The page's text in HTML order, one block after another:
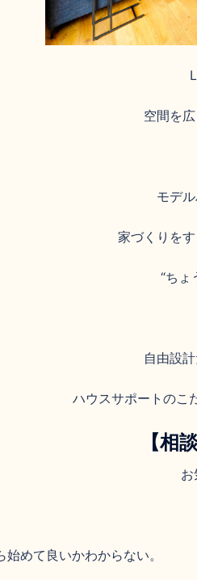
空間を
モデ
家づくりを
“ちょ
自由設
ハウスサポートのこ
【相
めて良いかわからない。